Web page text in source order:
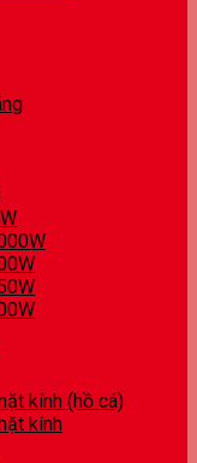
kính (hồ cá)
kính